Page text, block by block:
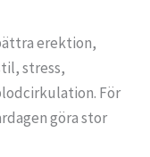
erektion,
stress,
För
göra stor